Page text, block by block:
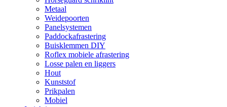
Metaal
Weidepoorten
Panelsystemen
Paddockafrastering
Buisklemmen DIY
Roflex mobiele afrastering
Losse palen en liggers
Hout
Kunststof
Prikpalen
Mobiel